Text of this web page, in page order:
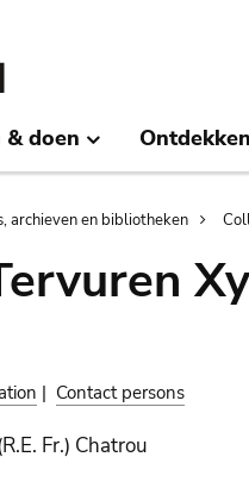
& doen Ontdekken
archieven en bibliotheken
| Contact persons
Fr.) Chatrou